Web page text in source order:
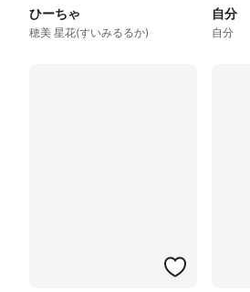
ひーちゃ
穂美 星花(すいみるるか)
自分
自分